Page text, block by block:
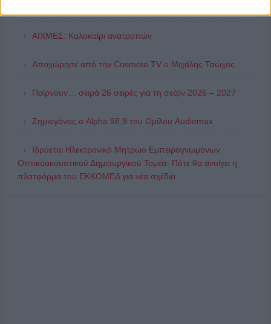
ΑΙΧΜΕΣ: Καλοκαίρι ανατροπών
Αποχώρησε από την Cosmote TV o Μιχάλης Τσώχος
Παίρνουν… σειρά 26 σειρές για τη σεζόν 2026 – 2027
Ζημιογόνος ο Alpha 98,9 του Ομίλου Audiomax
Ιδρύεται Ηλεκτρονικό Μητρώο Εμπειρογνωμόνων
Οπτικοακουστικού Δημιουργικού Τομέα- Πότε θα ανοίγει η
πλατφόρμα του ΕΚΚΟΜΕΔ για νέα σχέδια